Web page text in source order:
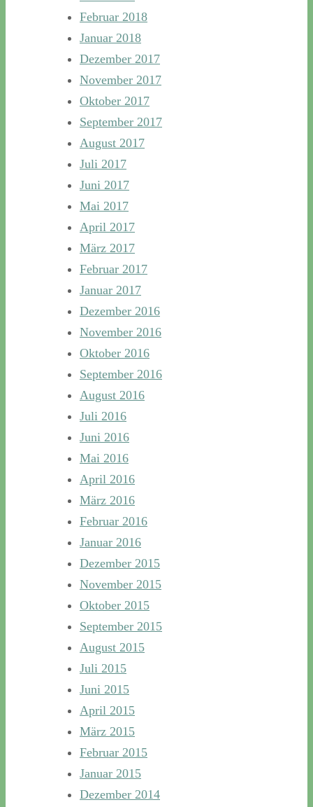
Februar 2018
Januar 2018
Dezember 2017
November 2017
Oktober 2017
September 2017
August 2017
Juli 2017
Juni 2017
Mai 2017
April 2017
März 2017
Februar 2017
Januar 2017
Dezember 2016
November 2016
Oktober 2016
September 2016
August 2016
Juli 2016
Juni 2016
Mai 2016
April 2016
März 2016
Februar 2016
Januar 2016
Dezember 2015
November 2015
Oktober 2015
September 2015
August 2015
Juli 2015
Juni 2015
April 2015
März 2015
Februar 2015
Januar 2015
Dezember 2014